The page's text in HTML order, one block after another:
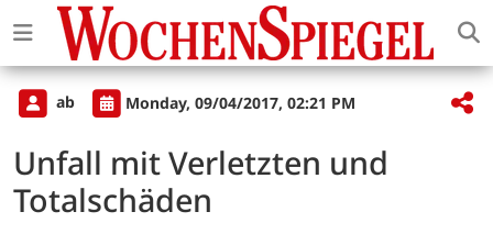
ab Monday, 09/04/2017, 02:21 PM
Unfall mit Verletzten und
Totalschäden